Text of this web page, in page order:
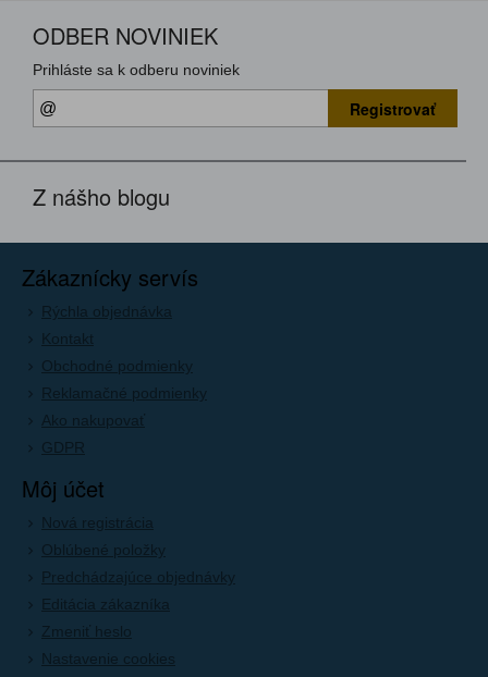
ODBER NOVINIEK
Prihláste sa k odberu noviniek
Registrovať
Z nášho blogu
Zákaznícky servís
Rýchla objednávka
Kontakt
Obchodné podmienky
Reklamačné podmienky
Ako nakupovať
GDPR
Môj účet
Nová registrácia
Oblúbené položky
Predchádzajúce objednávky
Editácia zákazníka
Zmeniť heslo
Nastavenie cookies